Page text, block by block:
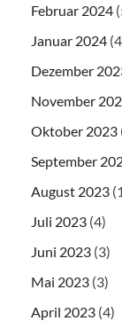
Februar 2024
Januar 2024
Dezember
November
Oktober 2023
September
August 2023
Juli 2023 (4)
Juni 2023 (3)
Mai 2023 (3)
April 2023 (4)